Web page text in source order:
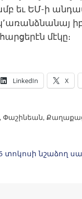
եւ ԵՄ-ի
կ՚առանձնանայ
մէկը։
LinkedIn X
, Փաշինեան,
տոկոսի նշաձող